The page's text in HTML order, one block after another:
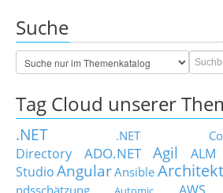
Suche
Tag Cloud unserer
.NET .NET
Directory
ADO.NET Agil ALM
StudioAngularAnsible
ndsschätzung